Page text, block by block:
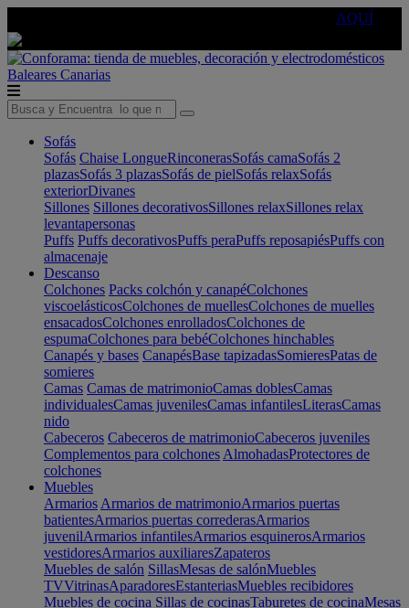
AQUÍ
Baleares Canarias
Sofás
Sofás Chaise LongueRinconerasSofás camaSofás 2
plazasSofás 3 plazasSofás de pielSofás relaxSofás
exteriorDivanes
Sillones Sillones decorativosSillones relaxSillones relax
levantapersonas
Puffs Puffs decorativosPuffs peraPuffs reposapiésPuffs con
almacenaje
Descanso
Colchones Packs colchón y canapéColchones
viscoelásticosColchones de muellesColchones de muelles
ensacadosColchones enrolladosColchones de
espumaColchones para bebéColchones hinchables
Canapés y bases CanapésBase tapizadasSomieresPatas de
somieres
Camas Camas de matrimonioCamas doblesCamas
individualesCamas juvenilesCamas infantilesLiterasCamas
nido
Cabeceros Cabeceros de matrimonioCabeceros juveniles
Complementos para colchones AlmohadasProtectores de
colchones
Muebles
Armarios Armarios de matrimonioArmarios puertas
batientesArmarios puertas correderasArmarios
juvenilArmarios infantilesArmarios esquinerosArmarios
vestidoresArmarios auxiliaresZapateros
Muebles de salón SillasMesas de salónMuebles
TVVitrinasAparadoresEstanteriasMuebles recibidores
Muebles de cocina Sillas de cocinasTaburetes de cocinaMesas